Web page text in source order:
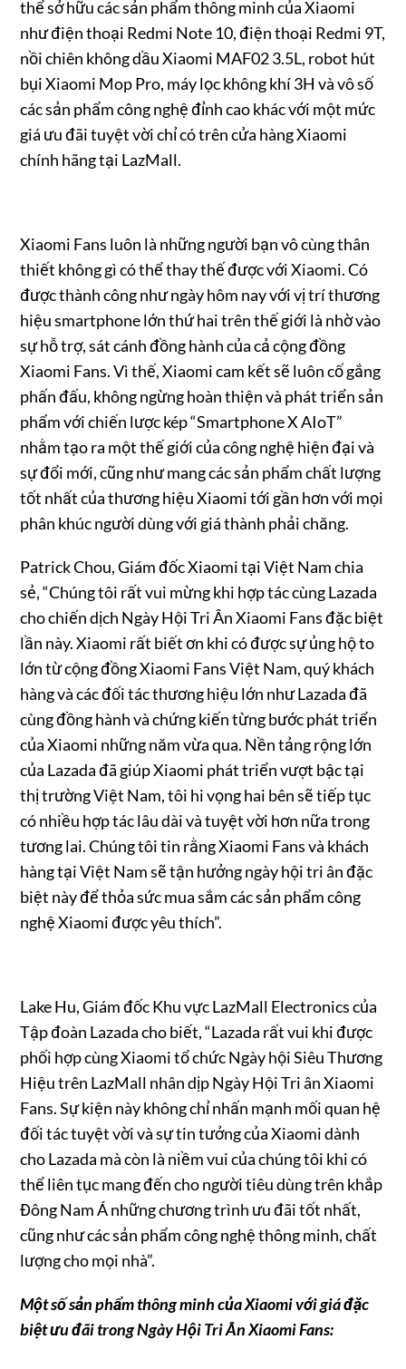
thể sở hữu các sản phẩm thông minh của Xiaomi
như điện thoại Redmi Note 10, điện thoại Redmi 9T,
nồi chiên không dầu Xiaomi MAF02 3.5L, robot hút
bụi Xiaomi Mop Pro, máy lọc không khí 3H và vô số
các sản phẩm công nghệ đỉnh cao khác với một mức
giá ưu đãi tuyệt vời chỉ có trên cửa hàng Xiaomi
chính hãng tại LazMall.
Xiaomi Fans luôn là những người bạn vô cùng thân
thiết không gì có thể thay thế được với Xiaomi. Có
được thành công như ngày hôm nay với vị trí thương
hiệu smartphone lớn thứ hai trên thế giới là nhờ vào
sự hỗ trợ, sát cánh đồng hành của cả cộng đồng
Xiaomi Fans. Vì thế, Xiaomi cam kết sẽ luôn cố gắng
phấn đấu, không ngừng hoàn thiện và phát triển sản
phẩm với chiến lược kép “Smartphone X AIoT”
nhằm tạo ra một thế giới của công nghệ hiện đại và
sự đổi mới, cũng như mang các sản phẩm chất lượng
tốt nhất của thương hiệu Xiaomi tới gần hơn với mọi
phân khúc người dùng với giá thành phải chăng.
Patrick Chou, Giám đốc Xiaomi tại Việt Nam chia
sẻ, “Chúng tôi rất vui mừng khi hợp tác cùng Lazada
cho chiến dịch Ngày Hội Tri Ân Xiaomi Fans đặc biệt
lần này. Xiaomi rất biết ơn khi có được sự ủng hộ to
lớn từ cộng đồng Xiaomi Fans Việt Nam, quý khách
hàng và các đối tác thương hiệu lớn như Lazada đã
cùng đồng hành và chứng kiến ​từng bước phát triển
của Xiaomi những năm vừa qua. Nền tảng rộng lớn
của Lazada đã giúp Xiaomi phát triển vượt bậc tại
thị trường Việt Nam, tôi hi vọng hai bên sẽ tiếp tục
có nhiều hợp tác lâu dài và tuyệt vời hơn nữa trong
tương lai. Chúng tôi tin rằng Xiaomi Fans và khách
hàng tại Việt Nam sẽ tận hưởng ngày hội tri ân đặc
biệt này để thỏa sức mua sắm các sản phẩm công
nghệ Xiaomi được yêu thích”.
Lake Hu, Giám đốc Khu vực LazMall Electronics của
Tập đoàn Lazada cho biết, “Lazada rất vui khi được
phối hợp cùng Xiaomi tổ chức Ngày hội Siêu Thương
Hiệu trên LazMall nhân dịp Ngày Hội Tri ân Xiaomi
Fans. Sự kiện này không chỉ nhấn mạnh mối quan hệ
đối tác tuyệt vời và sự tin tưởng của Xiaomi dành
cho Lazada mà còn là niềm vui của chúng tôi khi có
thể liên tục mang đến cho người tiêu dùng trên khắp
Đông Nam Á những chương trình ưu đãi tốt nhất,
cũng như các sản phẩm công nghệ thông minh, chất
lượng cho mọi nhà”.
Một số sản phẩm thông minh của Xiaomi với giá đặc
biệt ưu đãi trong Ngày Hội Tri Ân Xiaomi Fans: